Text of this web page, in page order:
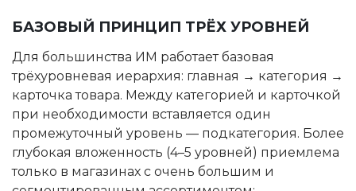
БАЗОВЫЙ ПРИНЦИП ТРЁХ УРОВНЕЙ
Для большинства ИМ работает базовая
трёхуровневая иерархия: главная → категория →
карточка товара. Между категорией и карточкой
при необходимости вставляется один
промежуточный уровень — подкатегория. Более
глубокая вложенность (4–5 уровней) приемлема
только в магазинах с очень большим и